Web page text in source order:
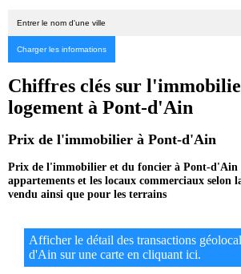
Chiffres clés sur
logement à Pont-d'Ain
Prix de l'immobilier à Pont-d'Ain
Prix de l'immobilier et du foncier à Pont-d'Ain
appartements et les locaux commerciaux selon
vendu ainsi que pour les terrains
Afficher le détail des transactions
d'Ain sur une carte en cliquant ici.